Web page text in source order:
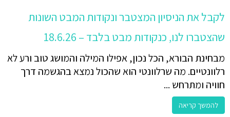
לקבל את הניסיון המצטבר ונקודות המבט השונות
שהצטברו לנו, כנקודות מבט בלבד – 18.6.26
מבחינת הבורא, הכל נכון, אפילו המילה והמושג טוב ורע לא
רלוונטיים. מה שרלוונטי הוא שהכול נמצא בהגשמה דרך
חוויה ומתרחש ...
להמשך קריאה